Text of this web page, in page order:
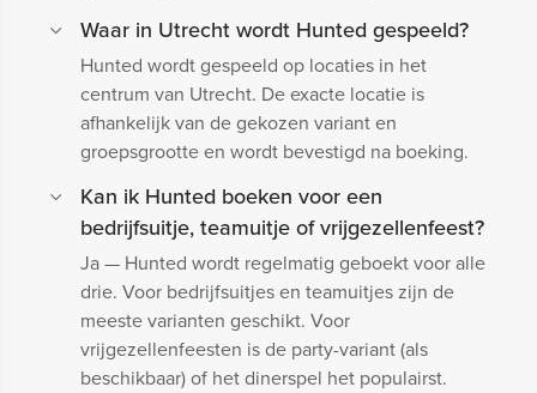
Waar in Utrecht wordt Hunted gespeeld?
Hunted wordt gespeeld op locaties in het
centrum van Utrecht. De exacte locatie is
afhankelijk van de gekozen variant en
groepsgrootte en wordt bevestigd na boeking.
Kan ik Hunted boeken voor een
bedrijfsuitje, teamuitje of vrijgezellenfeest?
Ja — Hunted wordt regelmatig geboekt voor alle
drie. Voor bedrijfsuitjes en teamuitjes zijn de
meeste varianten geschikt. Voor
vrijgezellenfeesten is de party-variant (als
beschikbaar) of het dinerspel het populairst.